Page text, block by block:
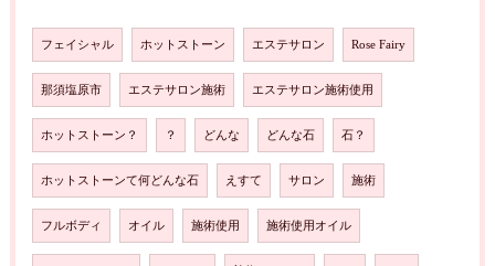
フェイシャル ホットストーン エステサロン Rose Fairy
那須塩原市 エステサロン施術 エステサロン施術使用
ホットストーン？ ？ どんな どんな石 石？
ホットストーンて何どんな石 えすて サロン 施術
フルボディ オイル 施術使用 施術使用オイル